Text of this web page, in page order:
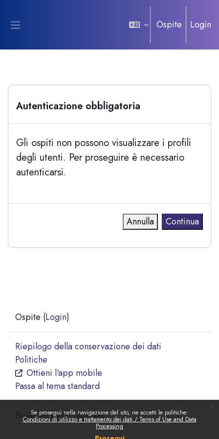
Se prosegui nella navigazione del sito, ne accetti le politiche:
Condizioni di utilizzo e trattamento dei dati / Terms of Use and Data
Processing
Ospite Login
Autenticazione obbligatoria
Gli ospiti non possono visualizzare i profili
degli utenti. Per proseguire è necessario
autenticarsi.
Annulla Continua
Ospite (Login)
Riepilogo della conservazione dei dati
Politiche
Ottieni l'app mobile
Passa al tema standard
Powered by Moodle